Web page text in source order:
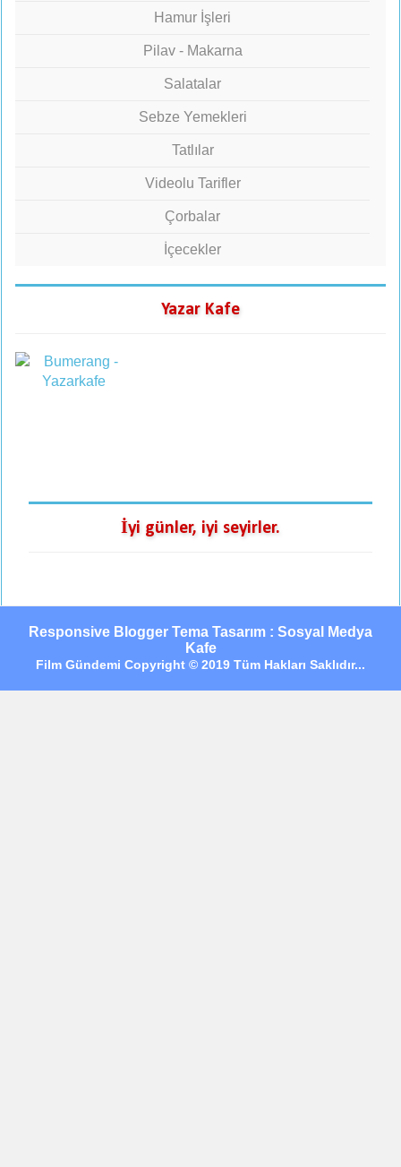
Hamur İşleri
Pilav - Makarna
Salatalar
Sebze Yemekleri
Tatlılar
Videolu Tarifler
Çorbalar
İçecekler
Yazar Kafe
İyi günler, iyi seyirler.
Responsive Blogger Tema Tasarım : Sosyal Medya
Kafe
Film Gündemi Copyright © 2019 Tüm Hakları Saklıdır...